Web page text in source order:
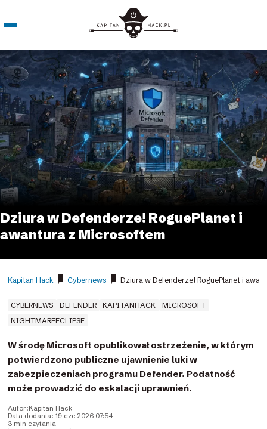
Dziura w Defenderze! RoguePlanet i
awantura z Microsoftem
Kapitan Hack / Cybernews / Dziura w Defenderze! RoguePlanet i
CYBERNEWS DEFENDER KAPITANHACK
MICROSOFT
NIGHTMAREECLIPSE
W środę Microsoft opublikował ostrzeżenie, w którym
potwierdzono publiczne ujawnienie luki w
zabezpieczeniach programu Defender. Podatność
może prowadzić do eskalacji uprawnień.
Autor:Kapitan Hack
Data dodania: 19 cze 2026 07:54
3 min czytania